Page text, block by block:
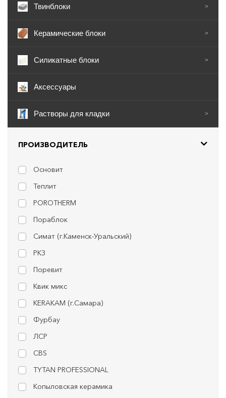
Твинблоки >
Керамические блоки >
Силикатные блоки >
Аксессуары
Растворы для кладки >
ПРОИЗВОДИТЕЛЬ
Основит
Теплит
POROTHERM
Пораблок
Симат (г.Каменск-Уральский)
РКЗ
Поревит
Квик микс
KERAKAM (г.Самара)
Фурбау
ЛСР
CBS
TYTAN PROFESSIONAL
Копыловская керамика